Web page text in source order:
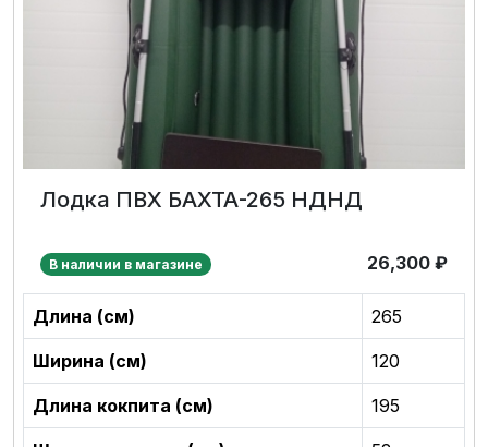
Лодка ПВХ БАХТА-265 НДНД
В наличии в магазине 26,300 ₽
Длина (см) 265
Ширина (см) 120
Длина кокпита (см) 195